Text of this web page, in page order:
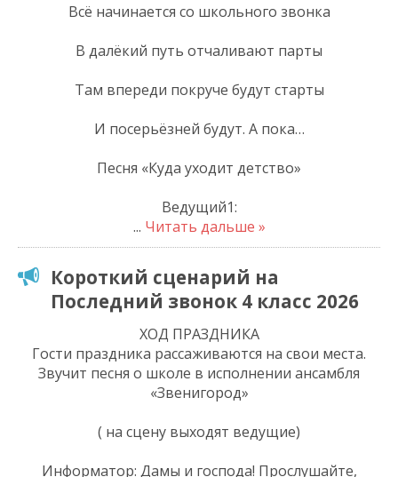
Всё начинается со школьного звонка
В далёкий путь отчаливают парты
Там впереди покруче будут старты
И посерьёзней будут. А пока…
Песня «Куда уходит детство»
Ведущий1:
... Читать дальше »
Короткий сценарий на
Последний звонок 4 класс 2026
ХОД ПРАЗДНИКА
Гости праздника рассаживаются на свои места.
Звучит песня о школе в исполнении ансамбля
«Звенигород»
( на сцену выходят ведущие)
Информатор: Дамы и господа! Прослушайте,